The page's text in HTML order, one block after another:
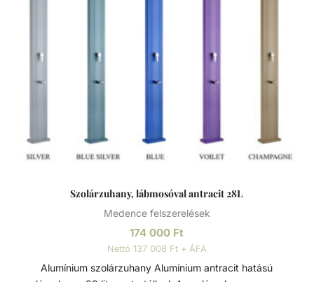
Szolárzuhany, lábmosóval antracit 28L
Medence felszerelések
174 000 Ft
Nettó 137 008 Ft + ÁFA
Alumínium szolárzuhany Alumínium antracit hatású